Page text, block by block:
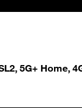
5G+ Home,